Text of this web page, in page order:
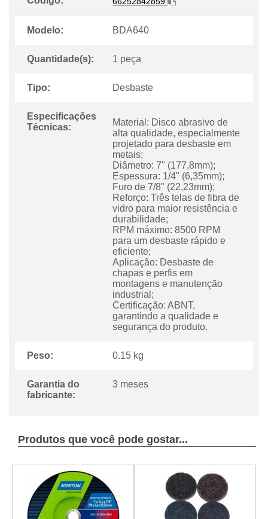
Modelo: BDA640
Quantidade(s): 1 peça
Tipo: Desbaste
Especificações
Técnicas:
Material: Disco abrasivo de
alta qualidade, especialmente
projetado para desbaste em
metais;
Diâmetro: 7" (177,8mm);
Espessura: 1/4" (6,35mm);
Furo de 7/8" (22,23mm);
Reforço: Três telas de fibra de
vidro para maior resistência e
durabilidade;
RPM máximo: 8500 RPM
para um desbaste rápido e
eficiente;
Aplicação: Desbaste de
chapas e perfis em
montagens e manutenção
industrial;
Certificação: ABNT,
garantindo a qualidade e
segurança do produto.
Peso: 0.15 kg
Garantia do
fabricante:
3 meses
Produtos que você pode gostar...